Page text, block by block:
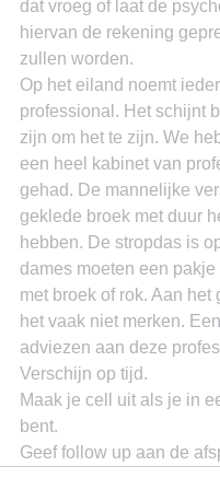
dat vroeg of laat de
hiervan de rekening
zullen worden.
Op het eiland noemt
professional. Het schijnt
zijn om het te zijn. We
een heel kabinet van
gehad. De mannelijke
geklede broek met duur
hebben. De stropdas is
dames moeten een
met broek of rok. Aan het
het vaak niet merken.
adviezen aan deze
Verschijn op tijd.
Maak je cell uit als je in
bent.
Geef follow up aan de